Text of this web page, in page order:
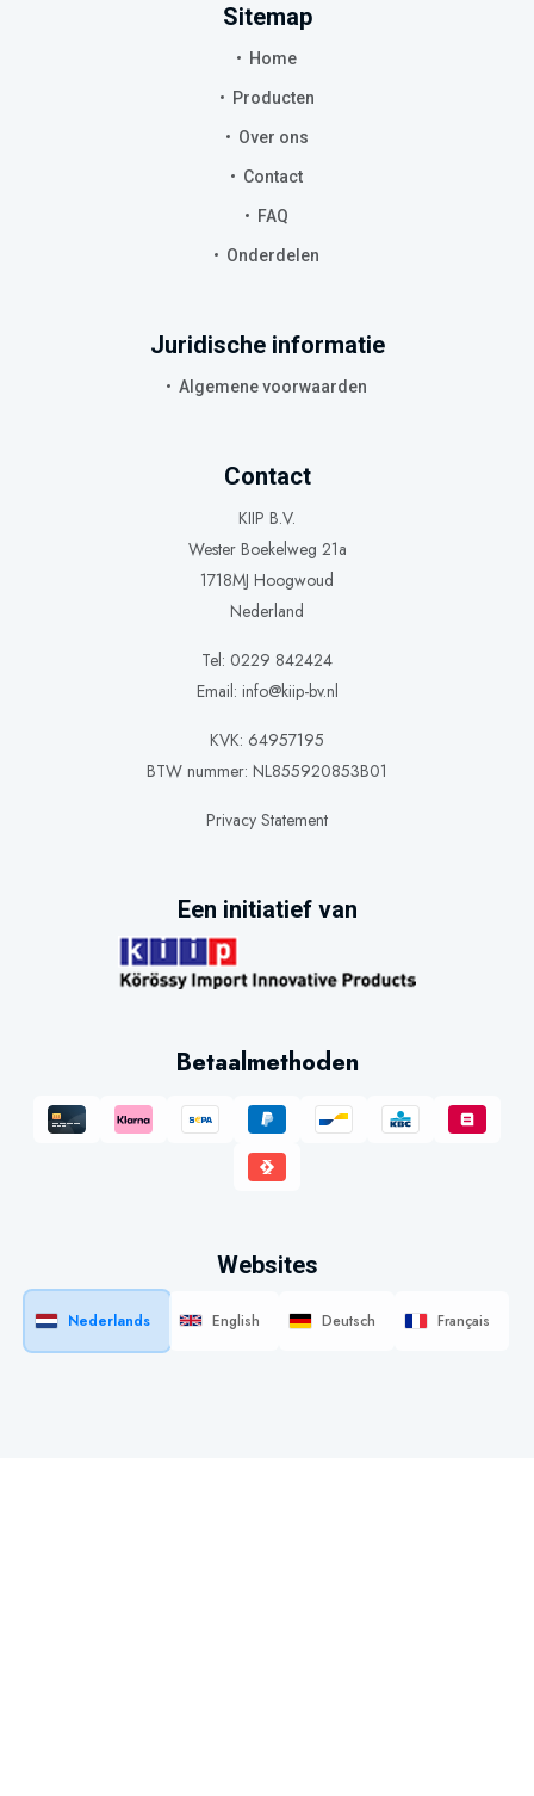
Sitemap
Home
Producten
Over ons
Contact
FAQ
Onderdelen
Juridische informatie
Algemene voorwaarden
Contact
KIIP B.V.
Wester Boekelweg 21a
1718MJ Hoogwoud
Nederland
Tel: 0229 842424
Email: info@kiip-bv.nl
KVK: 64957195
BTW nummer: NL855920853B01
Privacy Statement
Een initiatief van
Betaalmethoden
Websites
Nederlands English Deutsch Français